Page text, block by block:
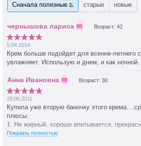
Сначала полезные старые новые
Возраст: 42
5.04.2014
Крем больше подойдет для всенне-летнего
увлажняет. Использую и днем, и как ночной.
Возраст: 30
28.06.2011
Купила уже вторую баночку этого
плюсы:
1. Не жирный, хорошо впитывается,
макияж
Показать полностью